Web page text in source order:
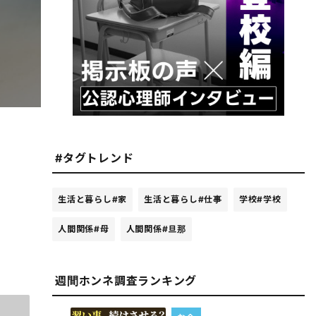
#タグトレンド
生活と暮らし#家 生活と暮らし#仕事 学校#学校
人間関係#母 人間関係#旦那
週間ホンネ調査ランキング